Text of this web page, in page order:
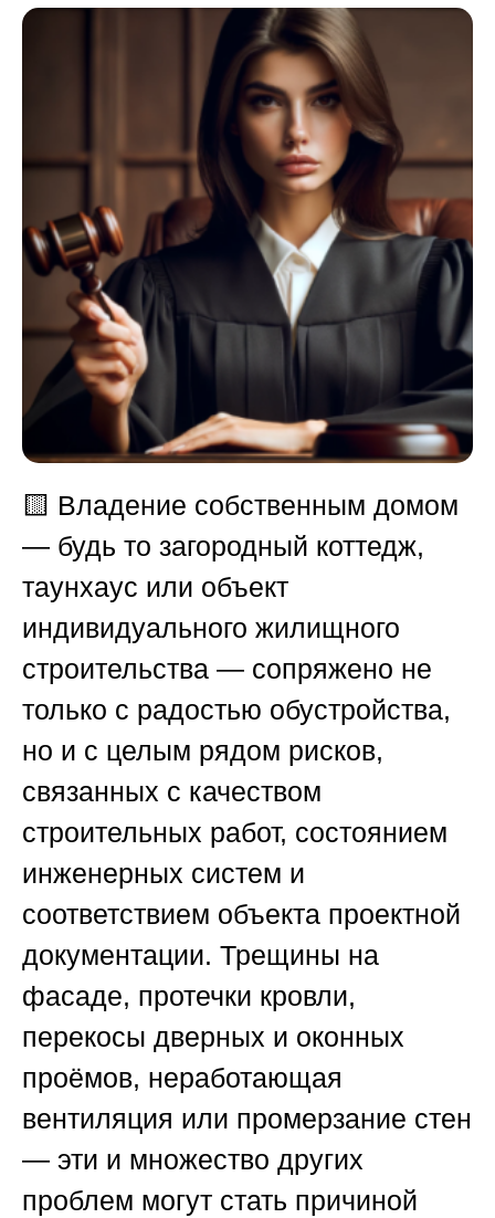
🟨 Владение собственным домом
— будь то загородный коттедж,
таунхаус или объект
индивидуального жилищного
строительства — сопряжено не
только с радостью обустройства,
но и с целым рядом рисков,
связанных с качеством
строительных работ, состоянием
инженерных систем и
соответствием объекта проектной
документации. Трещины на
фасаде, протечки кровли,
перекосы дверных и оконных
проёмов, неработающая
вентиляция или промерзание стен
— эти и множество других
проблем могут стать причиной